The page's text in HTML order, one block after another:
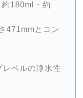
180ml・約
471mmとコン
ベルの浄水性